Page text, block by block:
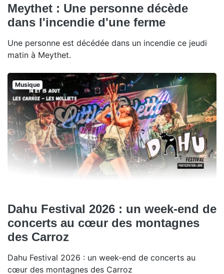
Meythet : Une personne décède
dans l'incendie d'une ferme
Une personne est décédée dans un incendie ce jeudi
matin à Meythet.
Musique
Dahu Festival 2026 : un week-end de
concerts au cœur des montagnes
des Carroz
Dahu Festival 2026 : un week-end de concerts au
cœur des montagnes des Carroz